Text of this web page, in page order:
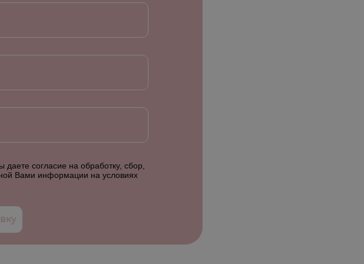
согласие на обработку, сбор,
Вами информации на условиях